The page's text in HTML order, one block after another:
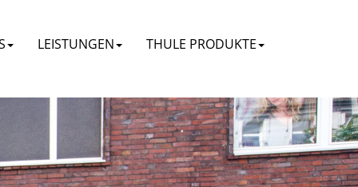
LEISTUNGEN THULE PRODUKTE